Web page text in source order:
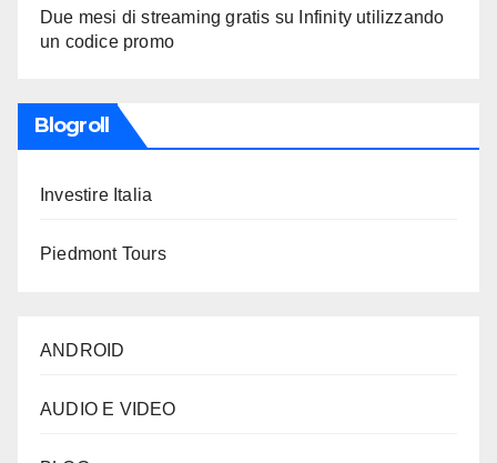
Due mesi di streaming gratis su Infinity utilizzando
un codice promo
Blogroll
Investire Italia
Piedmont Tours
ANDROID
AUDIO E VIDEO